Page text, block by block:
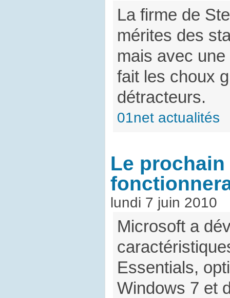
La firme de
mérites des
mais avec
fait les choux
détracteurs.
01net actualités
Le
lundi 7 juin 2010
Microsoft a
Essentials,
Windows 7 et